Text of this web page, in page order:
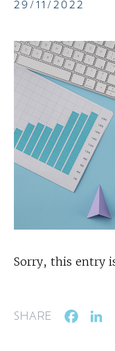
29/11/2022
Sorry, this entry
SHARE